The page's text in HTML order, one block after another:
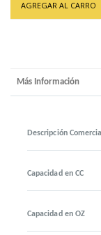
AGREGAR AL CARRO
Más Información
Descripción Comercial
Capacidad en CC
Capacidad en OZ